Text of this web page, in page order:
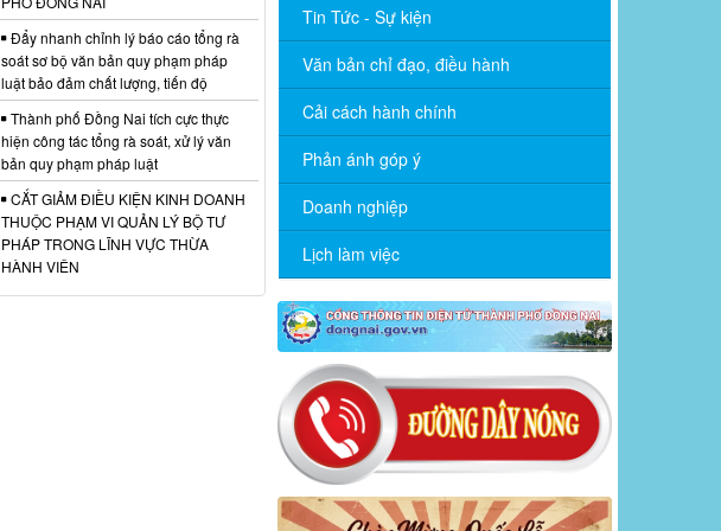
Tin Tức - Sự kiện
Văn bản chỉ đạo, điều hành
Cải cách hành chính
Phản ánh góp ý
Doanh nghiệp
Lịch làm việc
Đẩy nhanh chỉnh lý báo cáo tổng rà
soát sơ bộ văn bản quy phạm pháp
luật bảo đảm chất lượng, tiến độ
Thành phố Đồng Nai tích cực thực
hiện công tác tổng rà soát, xử lý văn
bản quy phạm pháp luật
CẮT GIẢM ĐIỀU KIỆN KINH DOANH
THUỘC PHẠM VI QUẢN LÝ BỘ TƯ
PHÁP TRONG LĨNH VỰC THỪA
HÀNH VIÊN